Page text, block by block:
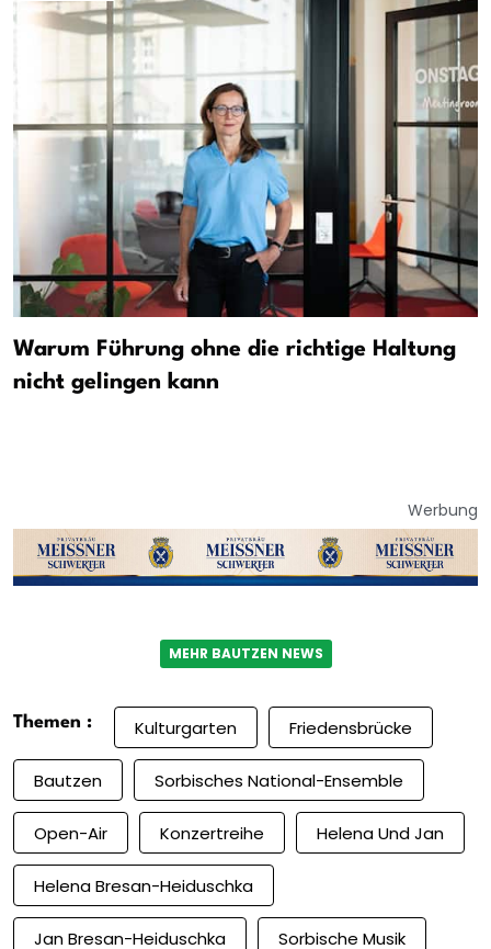
Warum Führung ohne die richtige Haltung
nicht gelingen kann
Werbung
MEHR BAUTZEN NEWS
Themen : Kulturgarten Friedensbrücke
Bautzen Sorbisches National-Ensemble
Open-Air Konzertreihe Helena Und Jan
Helena Bresan-Heiduschka
Jan Bresan-Heiduschka Sorbische Musik